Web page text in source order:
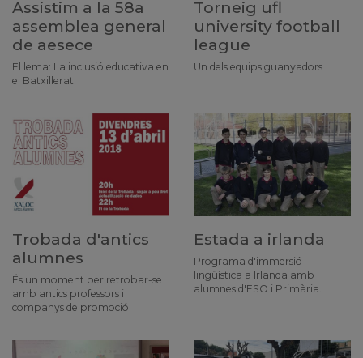
Assistim a la 58a
assemblea general
de aesece
El lema: La inclusió educativa en
el Batxillerat
Torneig ufl
university football
league
Un dels equips guanyadors
Trobada d'antics
alumnes
És un moment per retrobar-se
amb antics professors i
companys de promoció.
Estada a irlanda
Programa d'immersió
lingüística a Irlanda amb
alumnes d'ESO i Primària.